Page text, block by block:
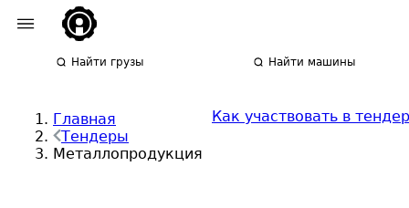
Найти грузы Найти машины
Главная
Тендеры
Металлопродукция
Как участвовать в